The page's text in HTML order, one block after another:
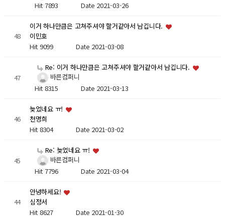
Hit 7893 Date 2021-03-26
48
이거 하나만큼은 고쳐주셔야 할거같아서 남깁니다.
이민호
Hit 9099 Date 2021-03-08
47
Re: 이거 하나만큼은 고쳐주셔야 할거같아서 남깁니다.
바른컴퍼니
Hit 8315 Date 2021-03-13
46
늦었네요 ㅠ!
천명희
Hit 8304 Date 2021-03-02
45
Re: 늦었네요 ㅠ!
바른컴퍼니
Hit 7796 Date 2021-03-04
44
안녕하세요!
심정서
Hit 8627 Date 2021-01-30